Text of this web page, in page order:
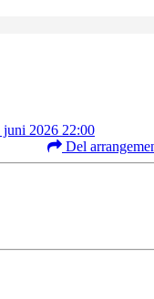
juni 2026 22:00
Del